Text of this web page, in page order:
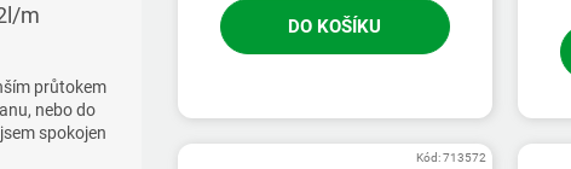
m
hvězdiček.
průtokem
nebo do
spokojen
DO KOŠÍKU
Kód:713572